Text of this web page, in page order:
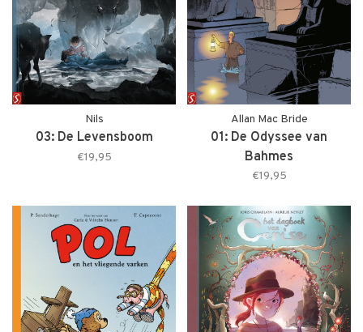
Nils
03: De Levensboom
€19,95
Allan Mac Bride
01: De Odyssee van
Bahmes
€19,95